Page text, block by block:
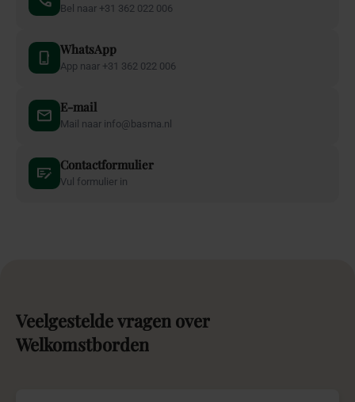
Bel naar +31 362 022 006
WhatsApp
App naar +31 362 022 006
E-mail
Mail naar info@basma.nl
Contactformulier
Vul formulier in
Veelgesteldevragen over
Welkomstborden